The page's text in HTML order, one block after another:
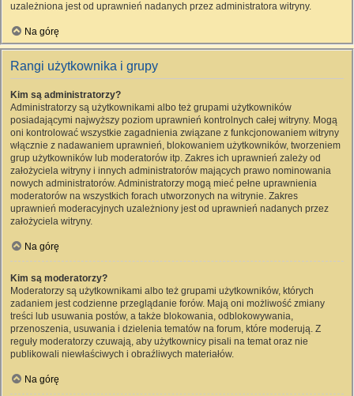
uzależniona jest od uprawnień nadanych przez administratora witryny.
Na górę
Rangi użytkownika i grupy
Kim są administratorzy?
Administratorzy są użytkownikami albo też grupami użytkowników
posiadającymi najwyższy poziom uprawnień kontrolnych całej witryny. Mogą
oni kontrolować wszystkie zagadnienia związane z funkcjonowaniem witryny
włącznie z nadawaniem uprawnień, blokowaniem użytkowników, tworzeniem
grup użytkowników lub moderatorów itp. Zakres ich uprawnień zależy od
założyciela witryny i innych administratorów mających prawo nominowania
nowych administratorów. Administratorzy mogą mieć pełne uprawnienia
moderatorów na wszystkich forach utworzonych na witrynie. Zakres
uprawnień moderacyjnych uzależniony jest od uprawnień nadanych przez
założyciela witryny.
Na górę
Kim są moderatorzy?
Moderatorzy są użytkownikami albo też grupami użytkowników, których
zadaniem jest codzienne przeglądanie forów. Mają oni możliwość zmiany
treści lub usuwania postów, a także blokowania, odblokowywania,
przenoszenia, usuwania i dzielenia tematów na forum, które moderują. Z
reguły moderatorzy czuwają, aby użytkownicy pisali na temat oraz nie
publikowali niewłaściwych i obraźliwych materiałów.
Na górę